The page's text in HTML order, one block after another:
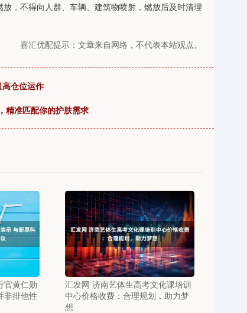
，不得向人群、车辆、建筑物喷射，燃放后及时清理
嘉汇优配提示：文章来自网络，不代表本站观点。
仓位运作
精准匹配你的护肤需求
官黄仁勋
非排他性
汇发网 济南艺体生高考文化课培训
中心价格收费：合理规划，助力梦
想